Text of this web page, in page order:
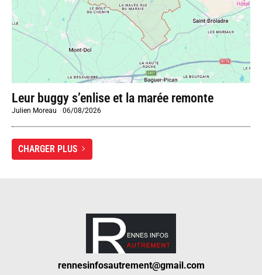
Leur buggy s’enlise et la marée remonte
Julien Moreau -06/08/2026
CHARGER PLUS
rennesinfosautrement@gmail.com